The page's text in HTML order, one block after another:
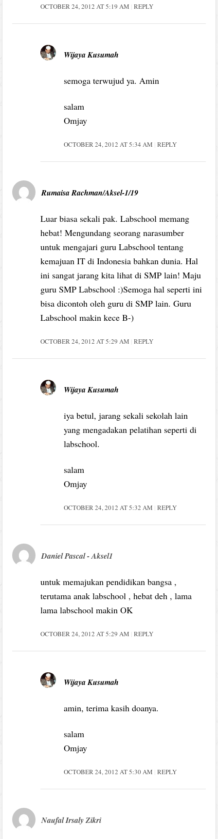
OCTOBER 24, 2012 AT 5:19 AM REPLY
Wijaya Kusumah
semoga terwujud ya. Amin
salam
Omjay
OCTOBER 24, 2012 AT 5:34 AM REPLY
Rumaisa Rachman/Aksel-1/19
Luar biasa sekali pak. Labschool memang
hebat! Mengundang seorang narasumber
untuk mengajari guru Labschool tentang
kemajuan IT di Indonesia bahkan dunia. Hal
ini sangat jarang kita lihat di SMP lain! Maju
guru SMP Labschool :)Semoga hal seperti ini
bisa dicontoh oleh guru di SMP lain. Guru
Labschool makin kece B-)
OCTOBER 24, 2012 AT 5:29 AM REPLY
Wijaya Kusumah
iya betul, jarang sekali sekolah lain
yang mengadakan pelatihan seperti di
labschool.
salam
Omjay
OCTOBER 24, 2012 AT 5:32 AM REPLY
Daniel Pascal - Aksel1
untuk memajukan pendidikan bangsa ,
terutama anak labschool , hebat deh , lama
lama labschool makin OK
OCTOBER 24, 2012 AT 5:29 AM REPLY
Wijaya Kusumah
amin, terima kasih doanya.
salam
Omjay
OCTOBER 24, 2012 AT 5:30 AM REPLY
Naufal Irsaly Zikri